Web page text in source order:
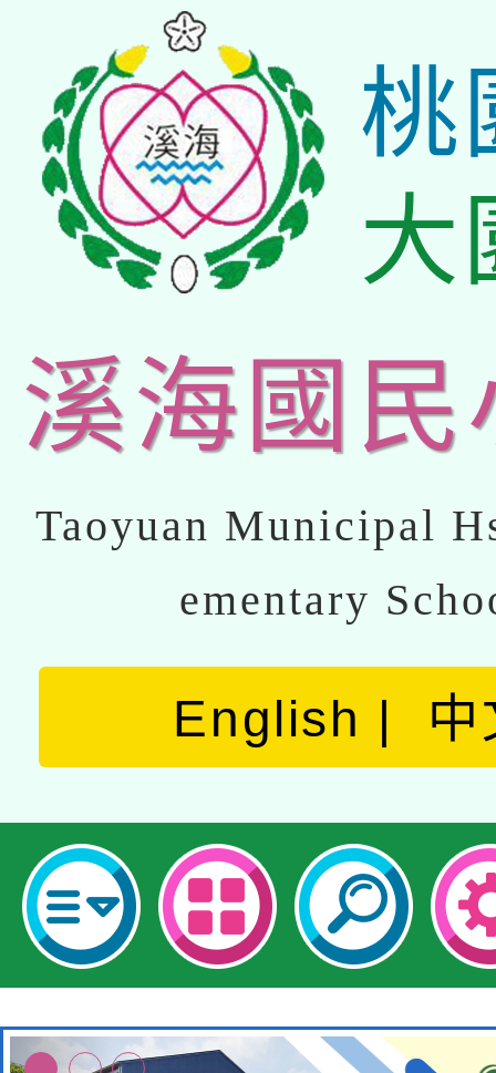
桃
大
溪海國民
Taoyuan Municipal
ementary
English 中